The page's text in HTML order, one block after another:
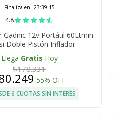
Finaliza en: 23:39:14
4.8
Gadnic 12v Portátil 60Ltmin
Doble Pistón Inflador
Multipropósito
Llega Gratis Hoy
$178.331
55% OFF
6 CUOTAS SIN INTERÉS